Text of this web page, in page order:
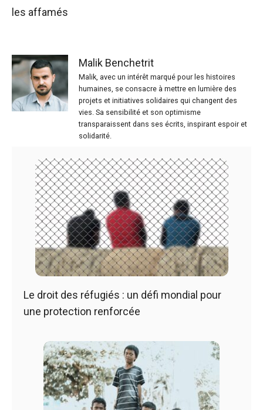
les affamés
Malik Benchetrit
Malik, avec un intérêt marqué pour les histoires
humaines, se consacre à mettre en lumière des
projets et initiatives solidaires qui changent des
vies. Sa sensibilité et son optimisme
transparaissent dans ses écrits, inspirant espoir et
solidarité.
Le droit des réfugiés : un défi mondial pour
une protection renforcée